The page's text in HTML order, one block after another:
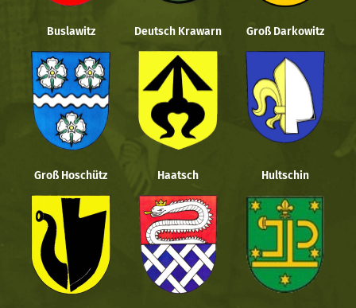
Buslawitz Deutsch Krawarn Groß Darkowitz
Groß Hoschütz Haatsch Hultschin